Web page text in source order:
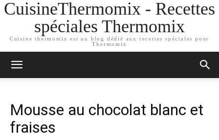
CuisineThermomix - Recettes
spéciales Thermomix
Cuisine thermomix est un blog dédié aux recettes spéciales pour
Thermomix
Mousse au chocolat blanc et
fraises